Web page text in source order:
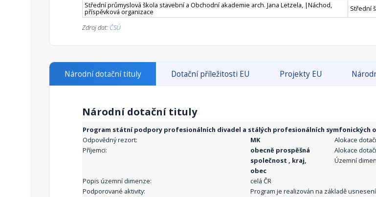
Střední průmyslová škola stavební a Obchodní akademie arch. Jana Letzela, |Náchod,
příspěvková organizace Střední
Zdroj dat: ČSÚ
Národní dotační tituly Dotační příležitosti EU Projekty EU
Národní dotační tituly
Program státní podpory profesionálních divadel a stálých profesionálních symfonických
Odpovědný rezort:
MK
Příjemci:
obecně prospěšná
společnost , kraj,
obec
Alokace
Alokace
Územní
Popis územní dimenze:
celá ČR
Podporované aktivity:
Program je realizován na základě